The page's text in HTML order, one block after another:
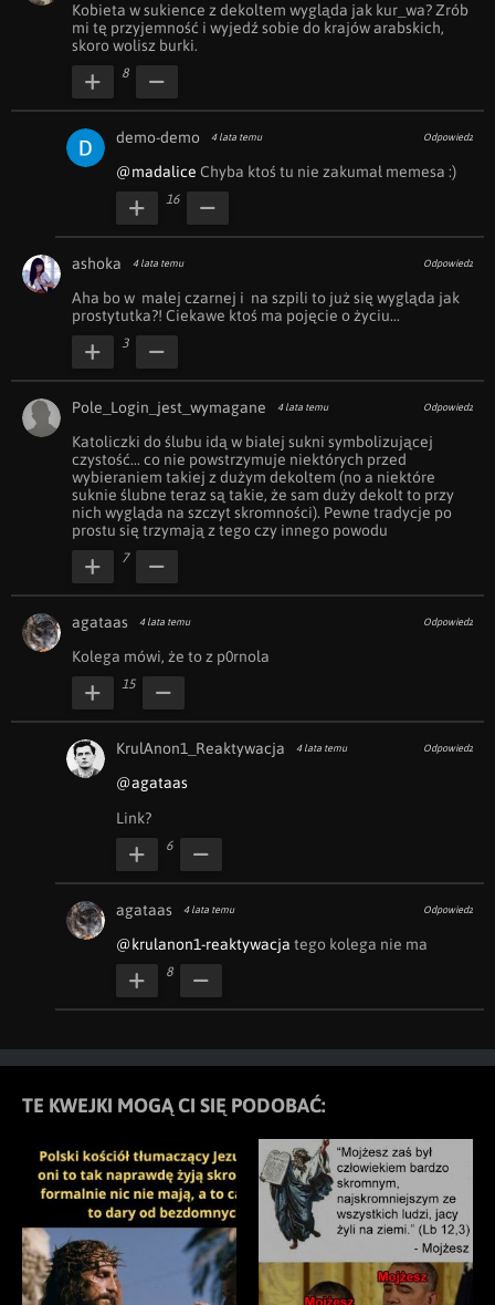
Kobieta w sukience z dekoltem wygląda jak kur_wa? Zrób
mi tę przyjemność i wyjedź sobie do krajów arabskich,
skoro wolisz burki.
8
demo-demo 4 lata temu Odpowiedz
@madalice Chyba ktoś tu nie zakumał memesa :)
16
ashoka 4 lata temu Odpowiedz
Aha bo w  małej czarnej i  na szpili to już się wygląda jak
prostytutka?! Ciekawe ktoś ma pojęcie o życiu...
3
Pole_Login_jest_wymagane 4 lata temu Odpowiedz
Katoliczki do ślubu idą w białej sukni symbolizującej
czystość... co nie powstrzymuje niektórych przed
wybieraniem takiej z dużym dekoltem (no a niektóre
suknie ślubne teraz są takie, że sam duży dekolt to przy
nich wygląda na szczyt skromności). Pewne tradycje po
prostu się trzymają z tego czy innego powodu
7
agataas 4 lata temu Odpowiedz
Kolega mówi, że to z p0rnola
15
KrulAnon1_Reaktywacja 4 lata temu Odpowiedz
@agataas
Link?
6
agataas 4 lata temu Odpowiedz
@krulanon1-reaktywacja tego kolega nie ma
8
TE KWEJKI MOGĄ CI SIĘ PODOBAĆ: